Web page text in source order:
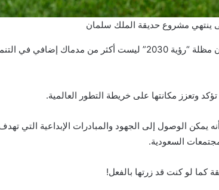
ينتهي مشروع حديقة الملك سلمان
إن مظلة “رؤية 2030” ليست أكثر من مدماك إضافي في
وتعزز مكانتها على خريطة التطور العالمية.
الوصول إلى الجهود والمبادرات الإبداعية التي
السعودية.
كما لو كنت قد زرتها بالفعل!